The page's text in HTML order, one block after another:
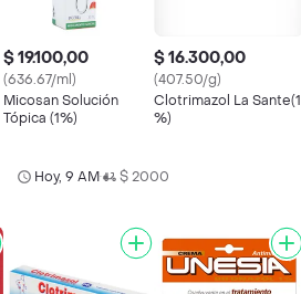
$ 19.100,00
(636.67/ml)
Micosan Solución
Tópica (1%)
$ 16.300,00
(407.50/g)
Clotrimazol La Sante(1
%)
Hoy, 9 AM• $ 2000